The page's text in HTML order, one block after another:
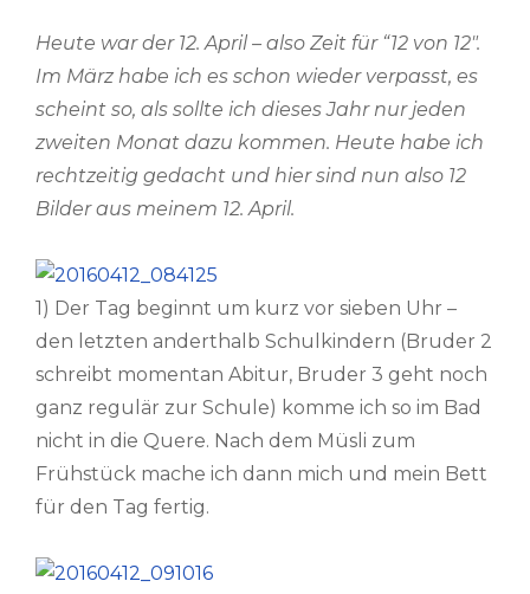
Heute war der 12. April – also Zeit für “12 von 12″.
Im März habe ich es schon wieder verpasst, es
scheint so, als sollte ich dieses Jahr nur jeden
zweiten Monat dazu kommen. Heute habe ich
rechtzeitig gedacht und hier sind nun also 12
Bilder aus meinem 12. April.
1) Der Tag beginnt um kurz vor sieben Uhr –
den letzten anderthalb Schulkindern (Bruder 2
schreibt momentan Abitur, Bruder 3 geht noch
ganz regulär zur Schule) komme ich so im Bad
nicht in die Quere. Nach dem Müsli zum
Frühstück mache ich dann mich und mein Bett
für den Tag fertig.